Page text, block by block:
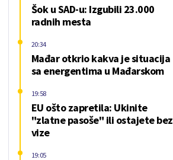
Šok u SAD-u: Izgubili 23.000
radnih mesta
Mađar otkrio kakva je situacija
sa energentima u Mađarskom
20:34
EU ošto zapretila: Ukinite
"zlatne pasoše" ili ostajete bez
vize
19:58
19:05